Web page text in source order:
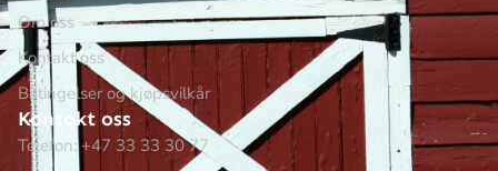
Om oss
Kontakt oss
Betingelser og kjøpsvilkår
Kontakt oss
Telefon: +47 33 33 30 77